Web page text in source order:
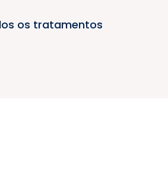
os tratamentos